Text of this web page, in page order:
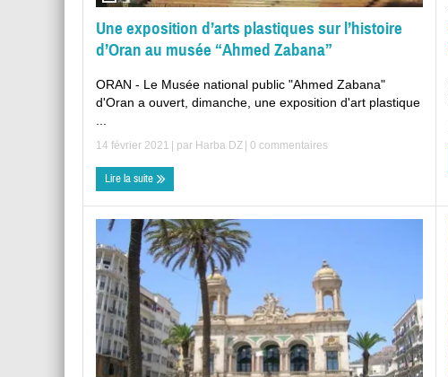
Une exposition d’arts plastiques sur l’histoire
d’Oran au musée “Ahmed Zabana”
ORAN - Le Musée national public "Ahmed Zabana"
d'Oran a ouvert, dimanche, une exposition d'art plastique
14 février 2021 | par Harba DZ | 0 commentaires
Lire la suite